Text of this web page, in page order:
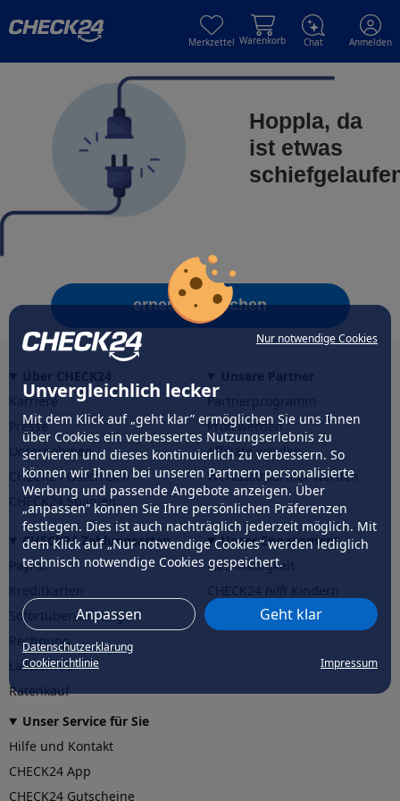
Nur notwendige Cookies
Unvergleichlich lecker
Mit dem Klick auf „geht klar” ermöglichen Sie uns Ihnen
über Cookies ein verbessertes Nutzungserlebnis zu
servieren und dieses kontinuierlich zu verbessern. So
können wir Ihnen bei unseren Partnern personalisierte
Werbung und passende Angebote anzeigen. Über
„anpassen” können Sie Ihre persönlichen Präferenzen
festlegen. Dies ist auch nachträglich jederzeit möglich. Mit
dem Klick auf „Nur notwendige Cookies” werden lediglich
technisch notwendige Cookies gespeichert.
Anpassen Geht klar
Datenschutzerklärung
Cookierichtlinie
Impressum
Merkzettel Warenkorb Chat Anmelden
Hoppla, da
ist etwas
erneut versuchen
Karriere
Presse
Unternehmen
CHECK24 Österreich
CHECK24 Spanien
Partnerprogramm
Profi werden
Affiliate werden
Werkstattpartner werden
CHECK24 Zahlungsarten
PayPal
Sofortüberweisung
Rechnung
Lastschrift
Ratenkauf
Unser Engagement
Nachhaltigkeit
CHECK24hilftder Natur
Unser Service für Sie
Hilfe und Kontakt
CHECK24 App
CHECK24 Gutscheine